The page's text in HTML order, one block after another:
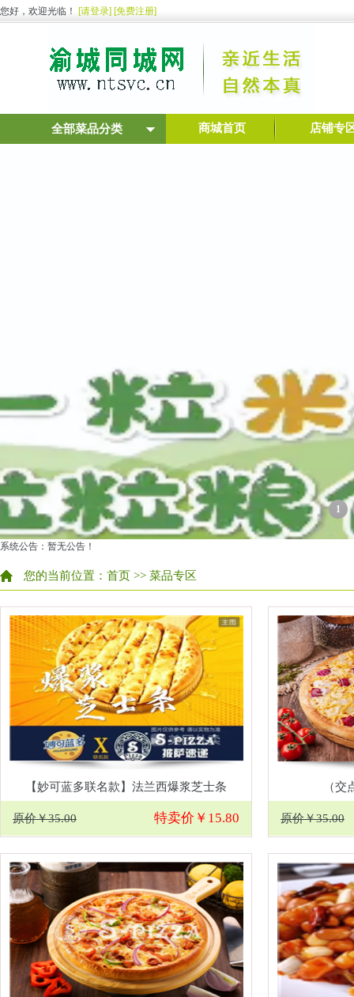
您好，欢迎光临！ [请登录] [免费注册]
全部菜品分类 商城首页 店铺专
1
系统公告：暂无公告！
您的当前位置： 首页 >> 菜品专区
【妙可蓝多联名款】法兰西爆浆芝士条
原价￥35.00 特卖价￥15.80
（
原价￥35.00